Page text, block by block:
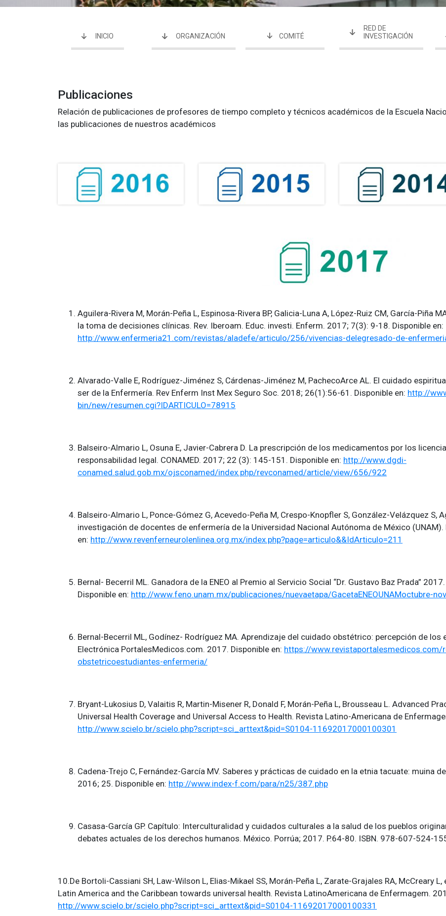
INICIO ORGANIZACIÓN COMITÉ
RED DE
INVESTIGACIÓN
Publicaciones
Relación de publicaciones de profesores de tiempo completo y técnicos académicos de la Escuela
las publicaciones de nuestros académicos
Aguilera-Rivera M, Morán-Peña L, Espinosa-Rivera BP, Galicia-Luna A, López-Ruiz CM, García-Piña
la toma de decisiones clínicas. Rev. Iberoam. Educ. investi. Enferm. 2017; 7(3): 9-18. Disponible en:
http://www.enfermeria21.com/revistas/aladefe/articulo/256/vivencias-delegresado-de-
Alvarado-Valle E, Rodríguez-Jiménez S, Cárdenas-Jiménez M, PachecoArce AL. El cuidado
ser de la Enfermería. Rev Enferm Inst Mex Seguro Soc. 2018; 26(1):56-61. Disponible en: http://
bin/new/resumen.cgi?IDARTICULO=78915
Balseiro-Almario L, Osuna E, Javier-Cabrera D. La prescripción de los medicamentos por los
responsabilidad legal. CONAMED. 2017; 22 (3): 145-151. Disponible en: http://www.dgdi-
conamed.salud.gob.mx/ojsconamed/index.php/revconamed/article/view/656/922
Balseiro-Almario L, Ponce-Gómez G, Acevedo-Peña M, Crespo-Knopfler S, González-Velázquez S,
investigación de docentes de enfermería de la Universidad Nacional Autónoma de México
en: http://www.revenferneurolenlinea.org.mx/index.php?page=articulo&&IdArticulo=211
Bernal- Becerril ML. Ganadora de la ENEO al Premio al Servicio Social “Dr. Gustavo Baz Prada”
Disponible en: http://www.feno.unam.mx/publicaciones/nuevaetapa/GacetaENEOUNAMoctubre-
Bernal-Becerril ML, Godínez- Rodríguez MA. Aprendizaje del cuidado obstétrico: percepción de
Electrónica PortalesMedicos.com. 2017. Disponible en: https://
obstetricoestudiantes-enfermeria/
Bryant-Lukosius D, Valaitis R, Martin-Misener R, Donald F, Morán-Peña L, Brousseau L. Advanced
Universal Health Coverage and Universal Access to Health. Revista Latino-Americana de
http://www.scielo.br/scielo.php?script=sci_arttext&pid=S0104-11692017000100301
Cadena-Trejo C, Fernández-García MV. Saberes y prácticas de cuidado en la etnia tacuate: muina
2016; 25. Disponible en: http://www.index-f.com/para/n25/387.php
Casasa-García GP. Capítulo: Interculturalidad y cuidados culturales a la salud de los pueblos
debates actuales de los derechos humanos. México. Porrúa; 2017. P.64-80. ISBN. 978-607-524-
10.De Bortoli-Cassiani SH, Law-Wilson L, Elias-Mikael SS, Morán-Peña L, Zarate-Grajales RA, McCreary
Latin America and the Caribbean towards universal health. Revista LatinoAmericana de Enfermagem.
http://www.scielo.br/scielo.php?script=sci_arttext&pid=S0104-11692017000100331